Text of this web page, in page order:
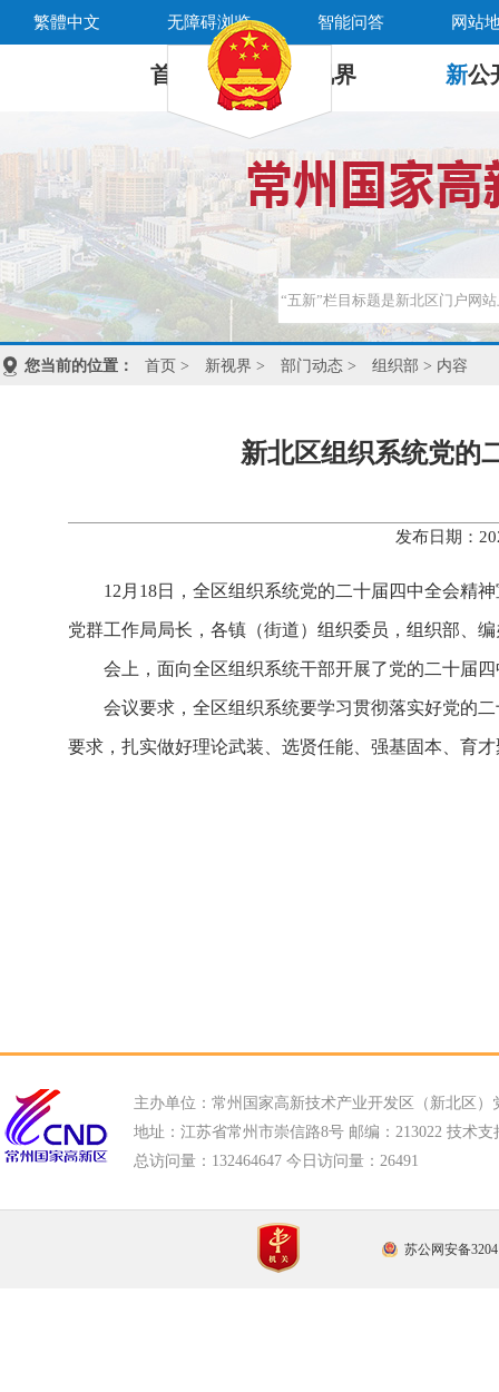
繁體中文 无障碍浏览 智能问答 网站
首 页 新 视界 新公
您当前的位置： 首页 > 新视界 > 部门动态 > 组织部 > 内容
新北区组织系统党的
发布日期：
12月18日，全区组织系统党的二十届四中全会精
党群工作局局长，各镇（街道）组织委员，组织部、
会上，面向全区组织系统干部开展了党的二十届
会议要求，全区组织系统要学习贯彻落实好党的
要求，扎实做好理论武装、选贤任能、强基固本、育
主办单位：常州国家高新技术产业开发区（新北区）
地址：江苏省常州市崇信路8号 邮编：213022 技术支
总访问量： 132464647 今日访问量： 26491
苏公网安备